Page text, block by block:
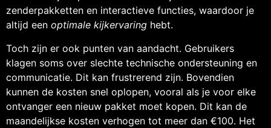
zenderpakketten en interactieve functies, waardoor je
altijd een optimale kijkervaring hebt.
Toch zijn er ook punten van aandacht. Gebruikers
klagen soms over slechte technische ondersteuning en
communicatie. Dit kan frustrerend zijn. Bovendien
kunnen de kosten snel oplopen, vooral als je voor elke
ontvanger een nieuw pakket moet kopen. Dit kan de
maandelijkse kosten verhogen tot meer dan €100. Het